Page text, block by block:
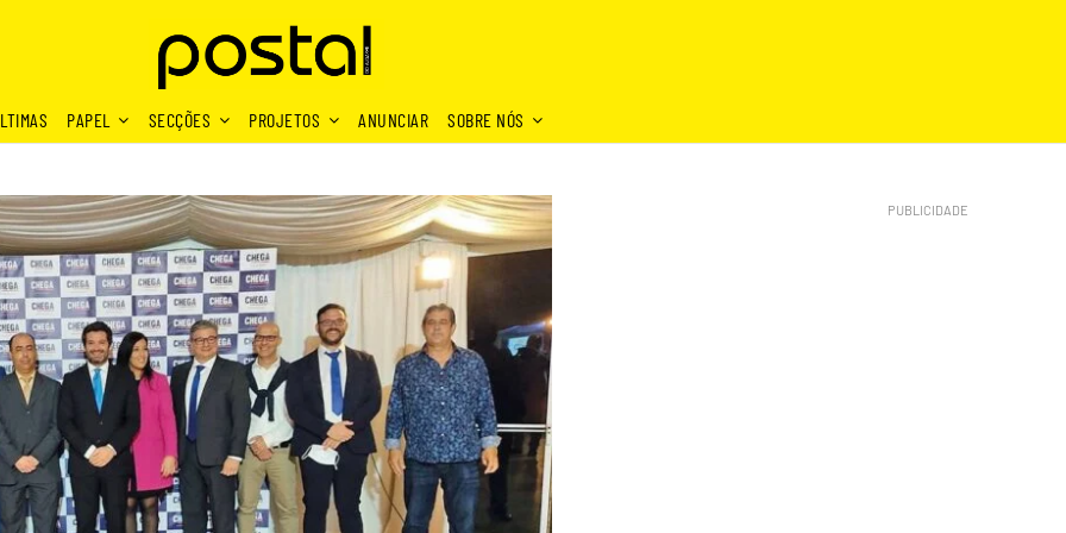
PAPEL SECÇÕES PROJETOS ANUNCIAR SOBRE NÓS